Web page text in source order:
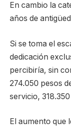
En cambio la
años de
Si se toma el
dedicación
percibiría, sin
274.050 pesos
servicio,
El aumento que